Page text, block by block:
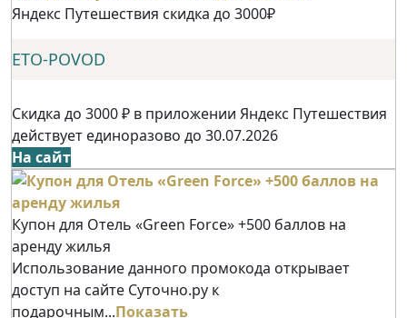
Яндекс Путешествия скидка до 3000₽
ETO-POVOD
Скидка до 3000 ₽ в приложении Яндекс Путешествия
действует единоразово до 30.07.2026
На сайт
Купон для Отель «Green Force» +500 баллов на
аренду жилья
Использование данного промокода открывает
доступ на сайте Суточно.ру к
подарочным...Показать